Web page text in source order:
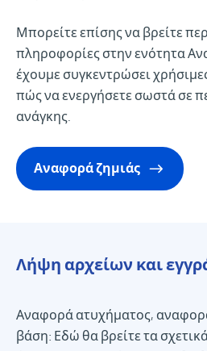
Μπορείτε επίσης να βρείτε
πληροφορίες στην ενότητα
έχουμε συγκεντρώσει
πώς να ενεργήσετε σωστά σε
ανάγκης.
Αναφορά ζημιάς
Λήψη αρχείων και
Αναφορά ατυχήματος,
βάση: Εδώ θα βρείτε τα